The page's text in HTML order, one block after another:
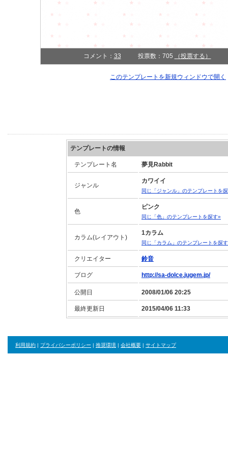
コメント： 33 投票数：705 （投票する）
このテンプレートを新規ウィンドウで開く
テンプレートの情報
テンプレート名 夢見Rabbit
ジャンル
カワイイ
同じ「ジャンル」のテンプレートを
色
ピンク
同じ「色」のテンプレートを探す»
カラム(レイアウト)
1カラム
同じ「カラム」のテンプレートを探
クリエイター 鈴音
ブログ http://sa-dolce.jugem.jp/
公開日 2008/01/06 20:25
最終更新日 2015/04/06 11:33
利用規約 | プライバシーポリシー | 推奨環境 | 会社概要 | サイトマップ